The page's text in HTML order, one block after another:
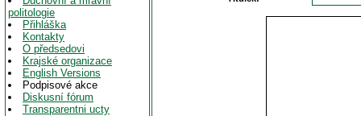
politologie
Přihláška
Kontakty
O předsedovi
Krajské organizace
English Versions
Podpisové akce
Diskusní fórum
Transparentni ucty